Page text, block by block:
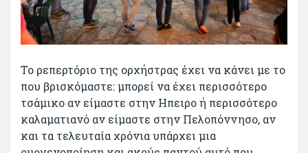
Το ρεπερτόριο της ορχήστρας έχει να κάνει με το
που βρισκόμαστε: μπορεί να έχει περισσότερο
τσάμικο αν είμαστε στην Ηπειρο ή περισσότερο
καλαματιανό αν είμαστε στην Πελοπόννησο, αν
και τα τελευταία χρόνια υπάρχει μια